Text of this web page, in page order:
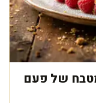
של פעם